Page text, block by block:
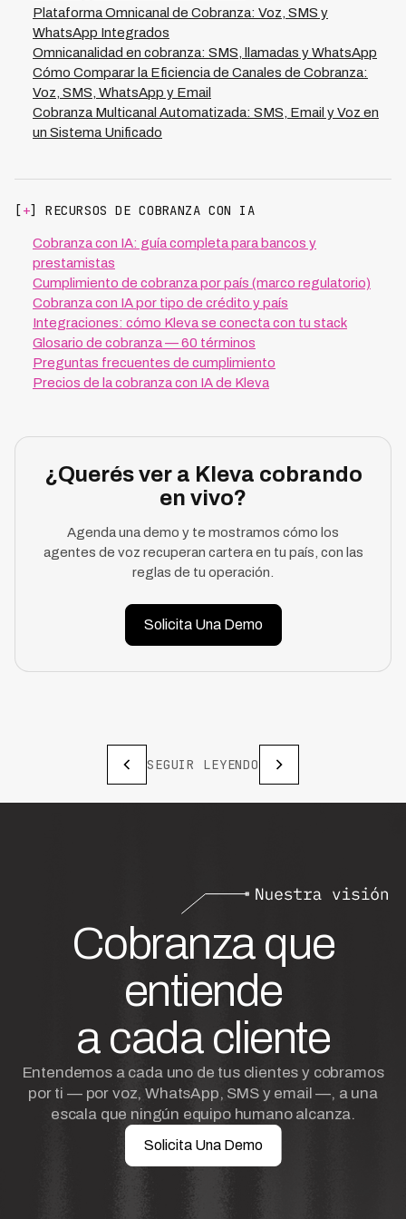
de contratar equipos proporcionales. Este modelo
permite que financieras medianas compitan con
grandes jugadores en eficiencia de cobranza.
Plataforma Omnicanal de Cobranza: Voz, SMS y
WhatsApp Integrados
Omnicanalidad en cobranza: SMS, llamadas y WhatsApp
Cómo Comparar la Eficiencia de Canales de Cobranza:
Voz, SMS, WhatsApp y Email
Cobranza Multicanal Automatizada: SMS, Email y Voz en
un Sistema Unificado
[+] RECURSOS DE COBRANZA CON IA
Cobranza con IA: guía completa para bancos y
prestamistas
Cumplimiento de cobranza por país (marco regulatorio)
Cobranza con IA por tipo de crédito y país
Integraciones: cómo Kleva se conecta con tu stack
Glosario de cobranza — 60 términos
Preguntas frecuentes de cumplimiento
Precios de la cobranza con IA de Kleva
¿Querés ver a Kleva cobrando
en vivo?
Agenda una demo y te mostramos cómo los
agentes de voz recuperan cartera en tu país, con las
reglas de tu operación.
Solicita Una Demo
SEGUIR LEYENDO
Cobranza que
entiende
a cada cliente
Entendemos a cada uno de tus clientes y cobramos
por ti — por voz, WhatsApp, SMS y email —, a una
escala que ningún equipo humano alcanza.
Solicita Una Demo